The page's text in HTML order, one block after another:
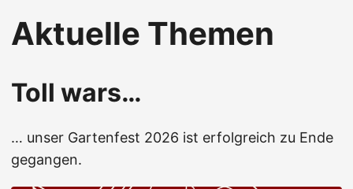
Aktuelle Themen
Toll wars…
… unser Gartenfest 2026 ist erfolgreich zu Ende
gegangen.